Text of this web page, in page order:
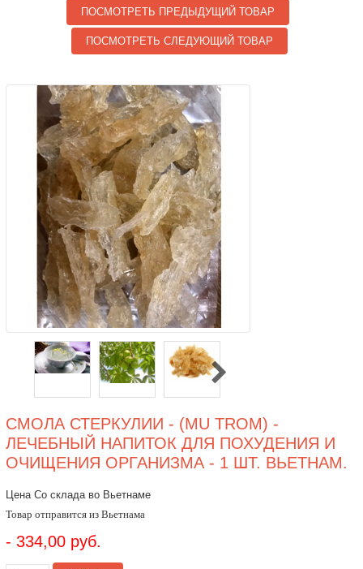
ПОСМОТРЕТЬ ПРЕДЫДУЩИЙ ТОВАР
ПОСМОТРЕТЬ СЛЕДУЮЩИЙ ТОВАР
СМОЛА СТЕРКУЛИИ - (MU TROM) -
ЛЕЧЕБНЫЙ НАПИТОК ДЛЯ ПОХУДЕНИЯ И
ОЧИЩЕНИЯ ОРГАНИЗМА - 1 ШТ. ВЬЕТНАМ.
Цена Со склада во Вьетнаме
Товар отправится из Вьетнама
- 334,00 руб.